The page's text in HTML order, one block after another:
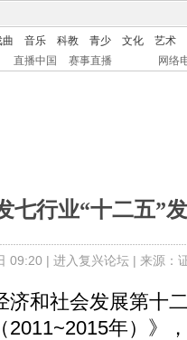
曲 音乐 科教 青少 文化
艺术
直播中国 赛事直播 网络
七行业“十二五”
09:20 | 进入复兴论坛| 来源：
和社会发展第十
2011~2015年）》